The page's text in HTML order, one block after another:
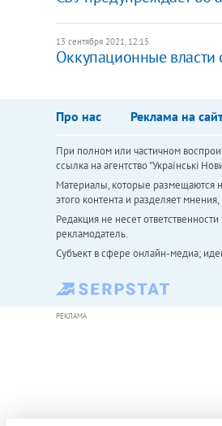
13 сентября 2021, 12:15
Оккупационные
Про нас Реклама на
При полном или частичном
ссылка на агентство "Українськi
Материалы, которые размещаются
этого контента и разделяет
Редакция не несет
рекламодатель.
Субъект в сфере онлайн-медиа;
РЕКЛАМА